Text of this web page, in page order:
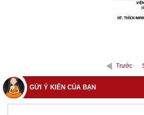
Trước
GỬI Ý KIẾN CỦA BẠN